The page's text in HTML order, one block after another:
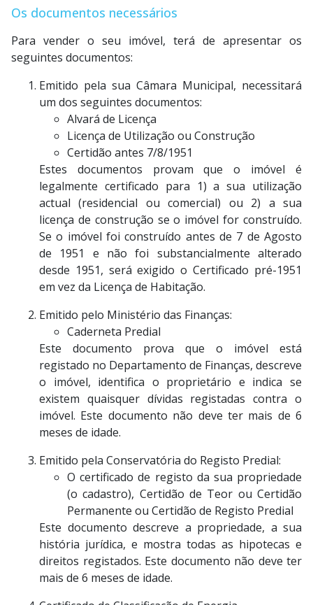
Os documentos necessários
Para vender o seu imóvel, terá de apresentar os
seguintes documentos:
Emitido pela sua Câmara Municipal, necessitará
um dos seguintes documentos:
Alvará de Licença
Licença de Utilização ou Construção
Certidão antes 7/8/1951
Estes documentos provam que o imóvel é
legalmente certificado para 1) a sua utilização
actual (residencial ou comercial) ou 2) a sua
licença de construção se o imóvel for construído.
Se o imóvel foi construído antes de 7 de Agosto
de 1951 e não foi substancialmente alterado
desde 1951, será exigido o Certificado pré-1951
em vez da Licença de Habitação.
Emitido pelo Ministério das Finanças:
Caderneta Predial
Este documento prova que o imóvel está
registado no Departamento de Finanças, descreve
o imóvel, identifica o proprietário e indica se
existem quaisquer dívidas registadas contra o
imóvel. Este documento não deve ter mais de 6
meses de idade.
Emitido pela Conservatória do Registo Predial:
O certificado de registo da sua propriedade
(o cadastro), Certidão de Teor ou Certidão
Permanente ou Certidão de Registo Predial
Este documento descreve a propriedade, a sua
história jurídica, e mostra todas as hipotecas e
direitos registados. Este documento não deve ter
mais de 6 meses de idade.